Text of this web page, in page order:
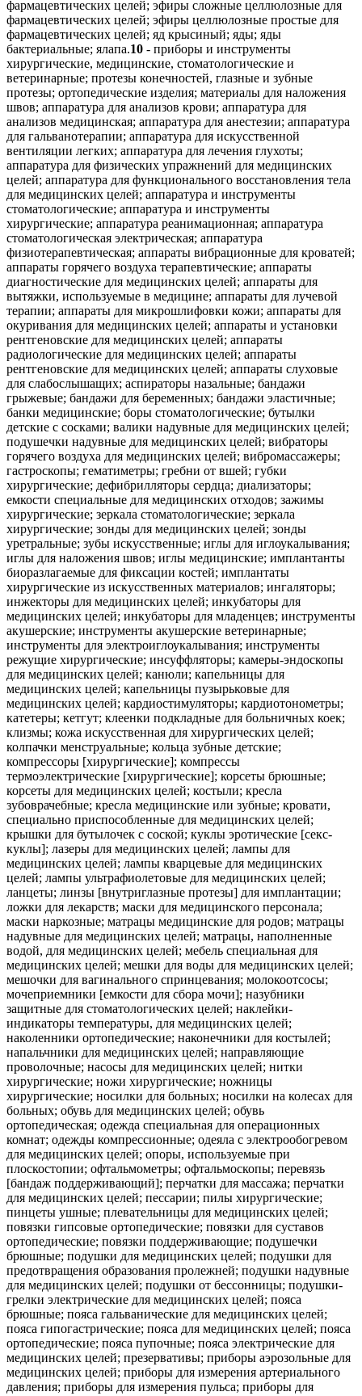
10 - приборы и инструменты
хирургические, медицинские, стоматологические и
ветеринарные; протезы конечностей, глазные и зубные
протезы; ортопедические изделия; материалы для наложения
швов; аппаратура для анализов крови; аппаратура для
анализов медицинская; аппаратура для анестезии; аппаратура
для гальванотерапии; аппаратура для искусственной
вентиляции легких; аппаратура для лечения глухоты;
аппаратура для физических упражнений для медицинских
целей; аппаратура для функционального восстановления тела
для медицинских целей; аппаратура и инструменты
стоматологические; аппаратура и инструменты
хирургические; аппаратура реанимационная; аппаратура
стоматологическая электрическая; аппаратура
физиотерапевтическая; аппараты вибрационные для кроватей;
аппараты горячего воздуха терапевтические; аппараты
диагностические для медицинских целей; аппараты для
вытяжки, используемые в медицине; аппараты для лучевой
терапии; аппараты для микрошлифовки кожи; аппараты для
окуривания для медицинских целей; аппараты и установки
рентгеновские для медицинских целей; аппараты
радиологические для медицинских целей; аппараты
рентгеновские для медицинских целей; аппараты слуховые
для слабослышащих; аспираторы назальные; бандажи
грыжевые; бандажи для беременных; бандажи эластичные;
банки медицинские; боры стоматологические; бутылки
детские с сосками; валики надувные для медицинских целей;
подушечки надувные для медицинских целей; вибраторы
горячего воздуха для медицинских целей; вибромассажеры;
гастроскопы; гематиметры; гребни от вшей; губки
хирургические; дефибрилляторы сердца; диализаторы;
емкости специальные для медицинских отходов; зажимы
хирургические; зеркала стоматологические; зеркала
хирургические; зонды для медицинских целей; зонды
уретральные; зубы искусственные; иглы для иглоукалывания;
иглы для наложения швов; иглы медицинские; имплантанты
биоразлагаемые для фиксации костей; имплантаты
хирургические из искусственных материалов; ингаляторы;
инжекторы для медицинских целей; инкубаторы для
медицинских целей; инкубаторы для младенцев; инструменты
акушерские; инструменты акушерские ветеринарные;
инструменты для электроиглоукалывания; инструменты
режущие хирургические; инсуффляторы; камеры-эндоскопы
для медицинских целей; канюли; капельницы для
медицинских целей; капельницы пузырьковые для
медицинских целей; кардиостимуляторы; кардиотонометры;
катетеры; кетгут; клеенки подкладные для больничных коек;
клизмы; кожа искусственная для хирургических целей;
колпачки менструальные; кольца зубные детские;
компрессоры [хирургические]; компрессы
термоэлектрические [хирургические]; корсеты брюшные;
корсеты для медицинских целей; костыли; кресла
зубоврачебные; кресла медицинские или зубные; кровати,
специально приспособленные для медицинских целей;
крышки для бутылочек с соской; куклы эротические [секс-
куклы]; лазеры для медицинских целей; лампы для
медицинских целей; лампы кварцевые для медицинских
целей; лампы ультрафиолетовые для медицинских целей;
ланцеты; линзы [внутриглазные протезы] для имплантации;
ложки для лекарств; маски для медицинского персонала;
маски наркозные; матрацы медицинские для родов; матрацы
надувные для медицинских целей; матрацы, наполненные
водой, для медицинских целей; мебель специальная для
медицинских целей; мешки для воды для медицинских целей;
мешочки для вагинального спринцевания; молокоотсосы;
мочеприемники [емкости для сбора мочи]; назубники
защитные для стоматологических целей; наклейки-
индикаторы температуры, для медицинских целей;
наколенники ортопедические; наконечники для костылей;
напальчники для медицинских целей; направляющие
проволочные; насосы для медицинских целей; нитки
хирургические; ножи хирургические; ножницы
хирургические; носилки для больных; носилки на колесах для
больных; обувь для медицинских целей; обувь
ортопедическая; одежда специальная для операционных
комнат; одежды компрессионные; одеяла с электрообогревом
для медицинских целей; опоры, используемые при
плоскостопии; офтальмометры; офтальмоскопы; перевязь
[бандаж поддерживающий]; перчатки для массажа; перчатки
для медицинских целей; пессарии; пилы хирургические;
пинцеты ушные; плевательницы для медицинских целей;
повязки гипсовые ортопедические; повязки для суставов
ортопедические; повязки поддерживающие; подушечки
брюшные; подушки для медицинских целей; подушки для
предотвращения образования пролежней; подушки надувные
для медицинских целей; подушки от бессонницы; подушки-
грелки электрические для медицинских целей; пояса
брюшные; пояса гальванические для медицинских целей;
пояса гипогастрические; пояса для медицинских целей; пояса
ортопедические; пояса пупочные; пояса электрические для
медицинских целей; презервативы; приборы аэрозольные для
медицинских целей; приборы для измерения артериального
давления; приборы для измерения пульса; приборы для